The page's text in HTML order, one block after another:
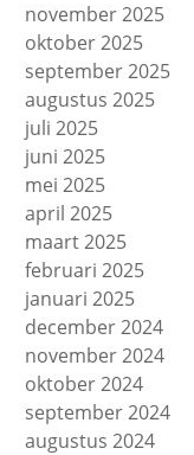
november 2025
oktober 2025
september 2025
augustus 2025
juli 2025
juni 2025
mei 2025
april 2025
maart 2025
februari 2025
januari 2025
december 2024
november 2024
oktober 2024
september 2024
augustus 2024